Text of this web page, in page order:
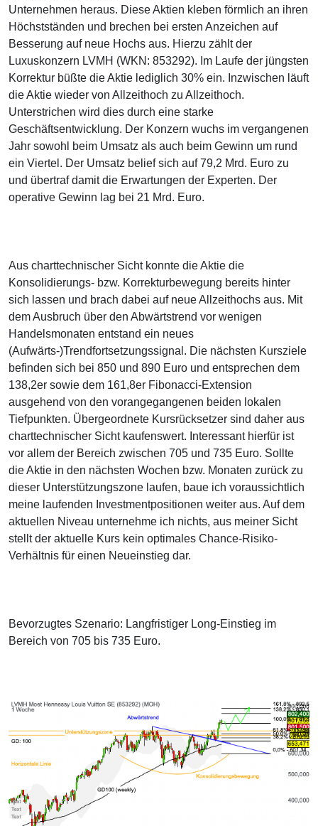
Unternehmen heraus. Diese Aktien kleben förmlich an ihren
Höchstständen und brechen bei ersten Anzeichen auf
Besserung auf neue Hochs aus. Hierzu zählt der
Luxuskonzern LVMH (WKN: 853292). Im Laufe der jüngsten
Korrektur büßte die Aktie lediglich 30% ein. Inzwischen läuft
die Aktie wieder von Allzeithoch zu Allzeithoch.
Unterstrichen wird dies durch eine starke
Geschäftsentwicklung. Der Konzern wuchs im vergangenen
Jahr sowohl beim Umsatz als auch beim Gewinn um rund
ein Viertel. Der Umsatz belief sich auf 79,2 Mrd. Euro zu
und übertraf damit die Erwartungen der Experten. Der
operative Gewinn lag bei 21 Mrd. Euro.
Aus charttechnischer Sicht konnte die Aktie die
Konsolidierungs- bzw. Korrekturbewegung bereits hinter
sich lassen und brach dabei auf neue Allzeithochs aus. Mit
dem Ausbruch über den Abwärtstrend vor wenigen
Handelsmonaten entstand ein neues
(Aufwärts-)Trendfortsetzungssignal. Die nächsten Kursziele
befinden sich bei 850 und 890 Euro und entsprechen dem
138,2er sowie dem 161,8er Fibonacci-Extension
ausgehend von den vorangegangenen beiden lokalen
Tiefpunkten. Übergeordnete Kursrücksetzer sind daher aus
charttechnischer Sicht kaufenswert. Interessant hierfür ist
vor allem der Bereich zwischen 705 und 735 Euro. Sollte
die Aktie in den nächsten Wochen bzw. Monaten zurück zu
dieser Unterstützungszone laufen, baue ich voraussichtlich
meine laufenden Investmentpositionen weiter aus. Auf dem
aktuellen Niveau unternehme ich nichts, aus meiner Sicht
stellt der aktuelle Kurs kein optimales Chance-Risiko-
Verhältnis für einen Neueinstieg dar.
Bevorzugtes Szenario: Langfristiger Long-Einstieg im
Bereich von 705 bis 735 Euro.